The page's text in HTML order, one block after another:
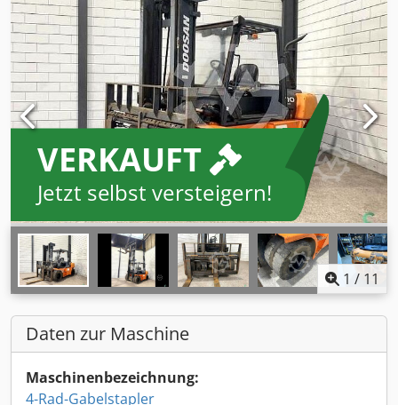
VERKAUFT
Jetzt selbst versteigern!
1 / 11
Daten zur Maschine
Maschinenbezeichnung:
4-Rad-Gabelstapler